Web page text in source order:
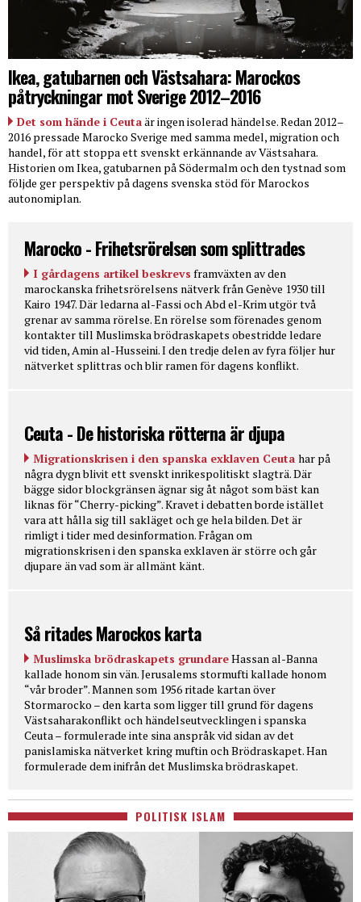
Ikea, gatubarnen och Västsahara: Marockos
påtryckningar mot Sverige 2012–2016
Det som hände i Ceutaär ingen isolerad händelse. Redan 2012–
2016 pressade Marocko Sverige med samma medel, migration och
handel, för att stoppa ett svenskt erkännande av Västsahara.
Historien om Ikea, gatubarnen på Södermalm och den tystnad som
följde ger perspektiv på dagens svenska stöd för Marockos
autonomiplan.
Marocko - Frihetsrörelsen som splittrades
I gårdagens artikel beskrevs framväxten av den
marockanska frihetsrörelsens nätverk från Genève 1930 till
Kairo 1947. Där ledarna al-Fassi och Abd el-Krim utgör två
grenar av samma rörelse. En rörelse som förenades genom
kontakter till Muslimska brödraskapets obestridde ledare
vid tiden, Amin al-Husseini. I den tredje delen av fyra följer hur
nätverket splittras och blir ramen för dagens konflikt.
Ceuta - De historiska rötterna är djupa
Migrationskrisen i den spanska exklaven Ceuta har på
några dygn blivit ett svenskt inrikespolitiskt slagträ. Där
bägge sidor blockgränsen ägnar sig åt något som bäst kan
liknas för “Cherry-picking”. Kravet i debatten borde istället
vara att hålla sig till sakläget och ge hela bilden. Det är
rimligt i tider med desinformation. Frågan om
migrationskrisen i den spanska exklaven är större och går
djupare än vad som är allmänt känt.
Så ritades Marockos karta
Muslimska brödraskapets grundareHassan al-Banna
kallade honom sin vän. Jerusalems stormufti kallade honom
“vår broder”. Mannen som 1956 ritade kartan över
Stormarocko – den karta som ligger till grund för dagens
Västsaharakonflikt och händelseutvecklingen i spanska
Ceuta – formulerade inte sina anspråk vid sidan av det
panislamiska nätverket kring muftin och Brödraskapet. Han
formulerade dem inifrån det Muslimska brödraskapet.
POLITISK ISLAM